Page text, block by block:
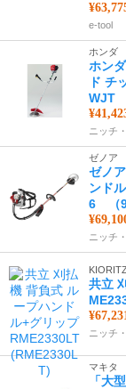
e-tool
ホンダ
ホン
ド チ
WJT
ニッチ
ゼノア
ゼノ
ンド
6 （
ニッチ
KIORITZ
共立
ニッチ
マキタ
「大